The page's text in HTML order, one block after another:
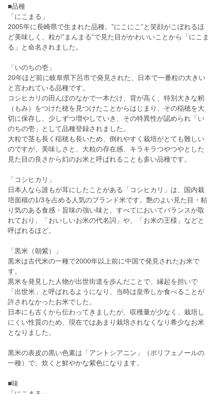
■品種
「にこまる」
2005年に長崎県で生まれた品種。”にこにこ”と笑顔がこぼれるほ
ど美味しく、粒が”まんまる”で見た目がかわいいことから「にこま
る」と命名されました。
「いのちの壱」
20年ほど前に岐阜県下呂市で発見された、日本で一番粒の大きい
と言われている品種です。
コシヒカリの田んぼのなかで一本だけ、背が高く、特別大きな籾
（もみ）をつけた穂を見つけたことからはじまり、その稲穂を大
切に保存し、少しずつ増やしていき、その特異性が認められ「い
のちの壱」として品種登録されました。
大粒で茎も長く稲穂も長いため、倒れやすく栽培がとても難しい
のですが、美味しさと、大粒の存在感、キラキラつやつやとした
見た目の良さから幻のお米と呼ばれることも多い品種です。
「コシヒカリ」
日本人なら誰もが耳にしたことがある「コシヒカリ」は、国内栽
培面積の1/3を占める人気のブランド米です。艶のよい見た目・粘
り気のある食感・旨味の強い味と、すべてにおいてバランスが取
れており、「おいしいお米の代名詞」や、「お米の王様」などと
呼ばれるほど。
「黒米（朝紫）」
黒米は古代米の一種で2000年以上前に中国で発見されたお米で
す。
黒米を発見した人物が出世街道を歩んだことで、縁起を担いで
「出世米」と呼ばれるようになり、当時は皇帝しか食べることが
許されなかったお米でした。
日本にも古くから伝わってきましたが、収穫量が少なく、栽培し
にくい性質のため、現在ではあまり栽培されなくなり希少なお米
となりました。
黒米の表皮の黒い色素は「アントシアニン」（ポリフェノールの
一種）で、炊くと鮮やかな紫色になります。
■味